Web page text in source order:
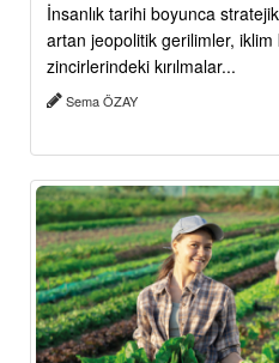
İnsanlık tarihi boyunca
artan jeopolitik gerilimler, iklim
zincirlerindeki kırılmalar...
Sema ÖZAY